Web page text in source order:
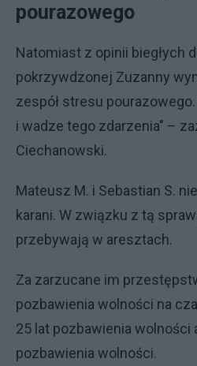
pourazowego
Natomiast z opinii biegłych
pokrzywdzonej Zuzanny
zespół stresu
i wadze tego zdarzenia" –
Ciechanowski.
Mateusz M. i Sebastian S.
karani. W związku z tą
przebywają w aresztach.
Za zarzucane im
pozbawienia wolności na
25 lat pozbawienia wolności
pozbawienia wolności.